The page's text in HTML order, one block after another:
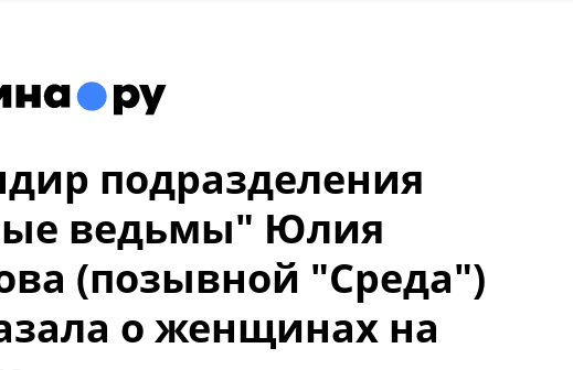
подразделения
ведьмы" Юлия
(позывной "Среда")
о женщинах на